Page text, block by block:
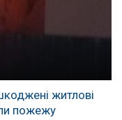
житлові
пожежу